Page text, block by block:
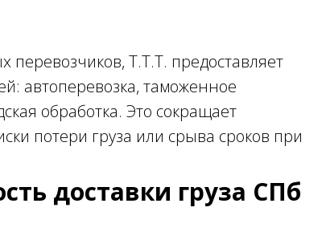
перевозчиков, Т.Т.Т. предоставляет
автоперевозка, таможенное
обработка. Это сокращает
потери груза или срыва сроков при
доставки груза СПб